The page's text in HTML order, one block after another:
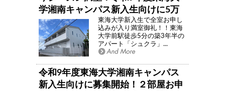
学湘南キャンパス新入生向けに5万
円台で募集開始！建築後3.5年！！東
海大学前駅徒歩5分買い物・医療・
交通の至便三拍子揃った築浅アパー
ト「シュクラ」
東海大学新入生で全室お申し
込みが入り満室御礼！！東海
大学前駅徒歩5分の築3年半の
アパート「シュクラ」...
令和9年度東海大学湘南キャンパス
新入生向けに募集開始！２部屋お申